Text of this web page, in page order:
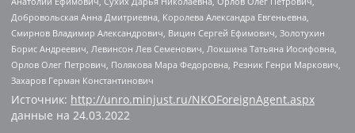
Добровольская Анна Дмитриевна, Королева Александра Евгеньевна,
Смирнов Владимир Александрович, Вицин Сергей Ефимович, Золотухин
Борис Андреевич, Левинсон Лев Семенович, Локшина Татьяна Иосифовна,
Орлов Олег Петрович, Полякова Мара Федоровна, Резник Генри Маркович,
Захаров Герман Константинович
Источник: http://unro.minjust.ru/NKOForeignAgent.aspx
данные на 24.03.2022